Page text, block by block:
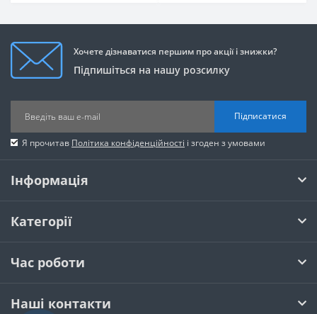
Хочете дізнаватися першим про акції і знижки?
Підпишіться на нашу розсилку
Підписатися
Я прочитав Політика конфіденційності і згоден з умовами
Інформація
Категорії
Час роботи
Наші контакти